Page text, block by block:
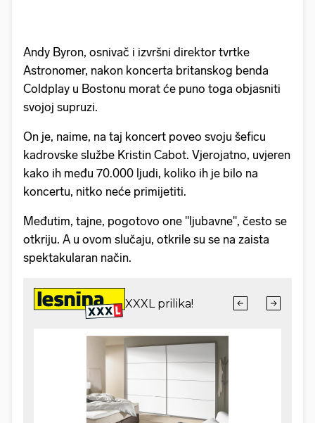
Andy Byron, osnivač i izvršni direktor tvrtke
Astronomer, nakon koncerta britanskog benda
Coldplay u Bostonu morat će puno toga objasniti
svojoj supruzi.
On je, naime, na taj koncert poveo svoju šeficu
kadrovske službe Kristin Cabot. Vjerojatno, uvjeren
kako ih među 70.000 ljudi, koliko ih je bilo na
koncertu, nitko neće primijetiti.
Međutim, tajne, pogotovo one "ljubavne", često se
otkriju. A u ovom slučaju, otkrile su se na zaista
spektakularan način.